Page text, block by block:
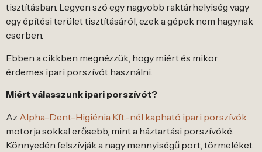
tisztításban. Legyen szó egy nagyobb raktárhelyiség vagy
egy építési terület tisztításáról, ezek a gépek nem hagynak
cserben.
Ebben a cikkben megnézzük, hogy miért és mikor
érdemes ipari porszívót használni.
Miért válasszunk ipari porszívót?
Az Alpha-Dent-Higiénia Kft.-nél kapható ipari porszívók
motorja sokkal erősebb, mint a háztartási porszívóké.
Könnyedén felszívják a nagy mennyiségű port, törmeléket